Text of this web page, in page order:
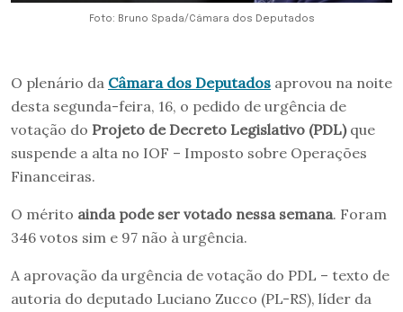
Foto: Bruno Spada/Câmara dos Deputados
O plenário da Câmara dos Deputados aprovou na noite
desta segunda-feira, 16, o pedido de urgência de
votação do Projeto de Decreto Legislativo (PDL) que
suspende a alta no IOF – Imposto sobre Operações
Financeiras.
O mérito ainda pode ser votado nessa semana. Foram
346 votos sim e 97 não à urgência.
A aprovação da urgência de votação do PDL – texto de
autoria do deputado Luciano Zucco (PL-RS), líder da